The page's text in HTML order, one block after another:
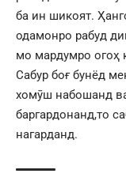
ба ин шикоят.
одамонро рабуд
мо мардумро огоҳ
Сабур боғ бунёд
хомӯш набошанд
баргардонанд,то
нагарданд.